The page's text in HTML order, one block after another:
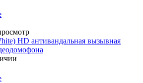
HD антивандальная вызывная